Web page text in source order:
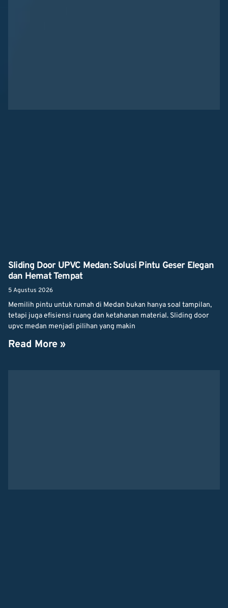
Sliding Door UPVC Medan: Solusi Pintu Geser Elegan
dan Hemat Tempat
5 Agustus 2026
Memilih pintu untuk rumah di Medan bukan hanya soal tampilan,
tetapi juga efisiensi ruang dan ketahanan material. Sliding door
upvc medan menjadi pilihan yang makin
Read More »